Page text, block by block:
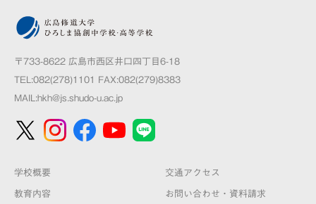
〒733-8622 広島市西区井口四丁目6-18
TEL:082(278)1101 FAX:082(279)8383
MAIL:hkh@js.shudo-u.ac.jp
学校概要
教育内容
交通アクセス
お問い合わせ・資料請求